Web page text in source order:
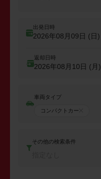
出発日時
2026年08月09日 (日)
返却日時
2026年08月10日 (月)
車両タイプ
コンパクトカー
その他の検索条件